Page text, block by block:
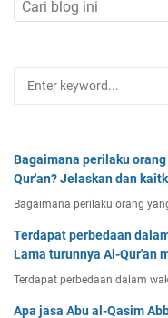
Bagaimana perilaku
Qur'an? Jelaskan dan
Bagaimana perilaku orang
Terdapat perbedaan
Lama turunnya Al-Qur'an
Terdapat perbedaan dalam
Apa jasa Abu al-Qasim